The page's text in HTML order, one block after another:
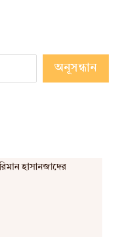
অনূসন্ধান
হাসানজাদের